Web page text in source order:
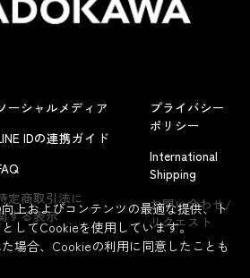
ーシャルメディア
IDの連携ガイド
定商取引法に
する表示
プライバシー
ポリシー
International
Shipping
お問い合わせ/
リクエスト
上およびコンテンツの最適な提供、ト
してCookieを使用しています。
場合、Cookieの利用に同意したことも